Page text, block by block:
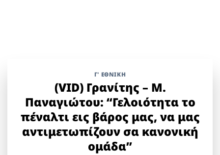
Γ' ΕΘΝΙΚΉ
(VID) Γρανίτης – Μ.
Παναγιώτου: “Γελοιότητα το
πέναλτι εις βάρος μας, να μας
αντιμετωπίζουν σα κανονική
ομάδα”